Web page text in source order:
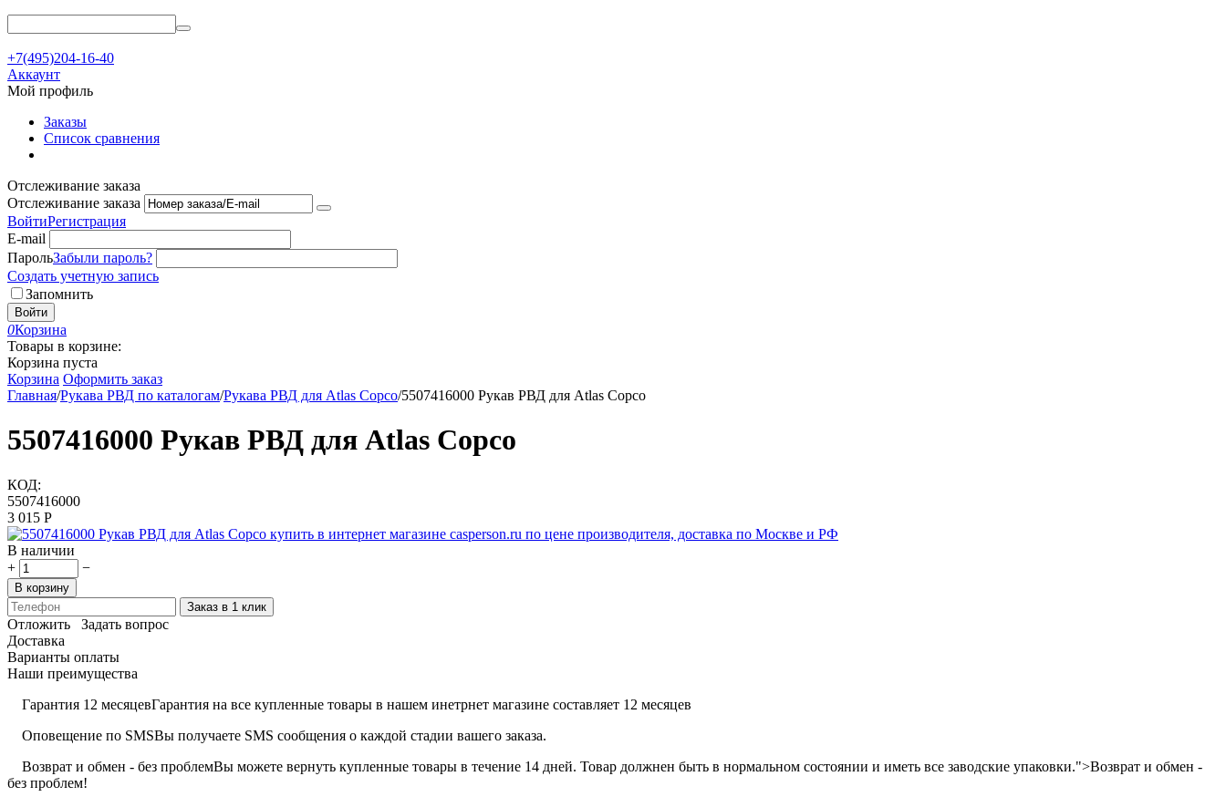
+7(495)204-16-40
Аккаунт
Мой профиль
Заказы
Список сравнения
Отслеживание заказа
Отслеживание заказа
ВойтиРегистрация
E-mail
ПарольЗабыли пароль?
Создать учетную запись
Запомнить
Войти
0Корзина
Товары в корзине:
Корзина пуста
Корзина Оформить заказ
Главная/Рукава РВД по каталогам/Рукава РВД для Atlas Copco/5507416000 Рукав РВД для Atlas Copco
5507416000 Рукав РВД для Atlas Copco
КОД:
5507416000
3 015 Р
В наличии
+
−
В корзину
Заказ в 1 клик
Отложить
Задать вопрос
Доставка
Варианты оплаты
Наши преимущества
Гарантия 12 месяцевГарантия на все купленные товары в нашем инетрнет магазине составляет 12 месяцев
Оповещение по SMSВы получаете SMS сообщения о каждой стадии вашего заказа.
Возврат и обмен - без проблемВы можете вернуть купленные товары в течение 14 дней. Товар должнен быть в нормальном состоянии и иметь все заводские упаковки.">Возврат и обмен -
без проблем!